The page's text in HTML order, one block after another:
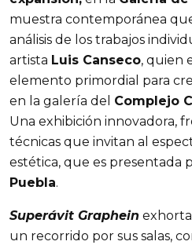
muestra contemporánea
análisis de los trabajos
artista Luis Canseco, quien
elemento primordial para
en la galería del Complejo
Una exhibición innovadora,
técnicas que invitan al
estética, que es presentada
Puebla.
Superávit Graphein
un recorrido por sus salas,